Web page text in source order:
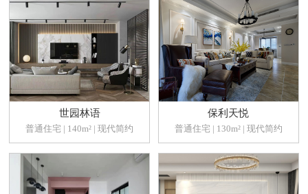
世园林语
普通住宅 | 140m² | 现代简约
保利天悦
普通住宅 | 130m² | 现代简约